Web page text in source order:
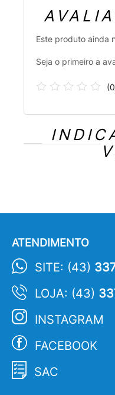
Este produto ainda
Seja o primeiro a
(0
ATENDIMENTO
SITE: (43)
LOJA: (43)
INSTAGRAM
FACEBOOK
SAC